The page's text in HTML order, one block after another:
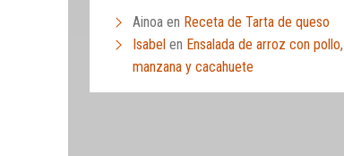
Ainoa en Receta de Tarta de queso
Isabel en Ensalada de arroz con pollo,
manzana y cacahuete